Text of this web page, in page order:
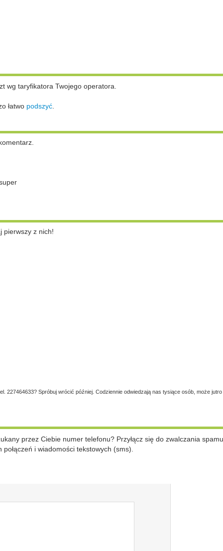
wg taryfikatora Twojego operatora.
łatwo podszyć.
pierwszy z nich!
227464633? Spróbuj wrócić później. Codziennie odwiedzają nas tysiące osób, może
przez Ciebie numer telefonu? Przyłącz się do zwalczania spamu
i wiadomości tekstowych (sms).